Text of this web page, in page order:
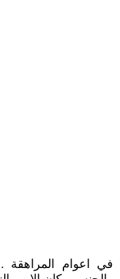
في اعوام المراهقة